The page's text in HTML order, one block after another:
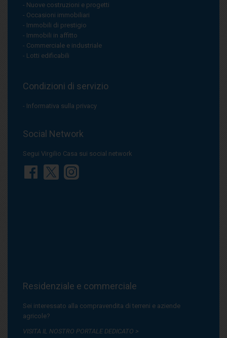
Nuove costruzioni e progetti
Occasioni immobiliari
Immobili di prestigio
Immobili in affitto
Commerciale e industriale
Lotti edificabili
Condizioni di servizio
Informativa sulla privacy
Social Network
Segui Virgilio Casa sui social network
Residenziale e commerciale
Sei interessato alla compravendita di terreni e aziende
agricole?
VISITA IL NOSTRO PORTALE DEDICATO >